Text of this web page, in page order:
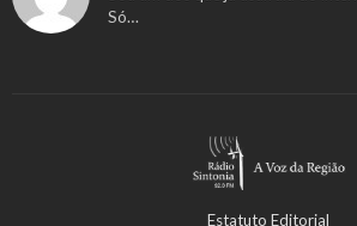
Só…
Estatuto Editorial